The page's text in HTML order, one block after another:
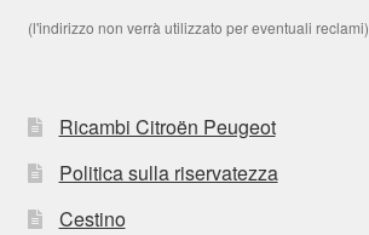
(l'indirizzo non verrà utilizzato per eventuali reclami)
Ricambi Citroën Peugeot
Politica sulla riservatezza
Cestino